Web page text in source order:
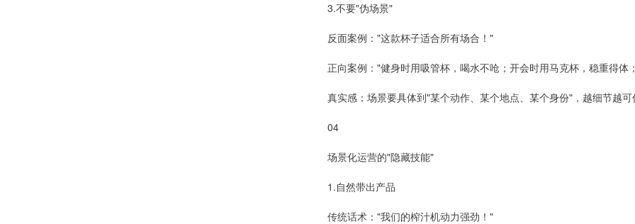
3.不要"伪场景"
反面案例："这款杯子适合所有场合！"
正向案例："健身时用吸管杯，喝水不呛；开会时用马克杯，稳重得体
真实感：场景要具体到"某个动作、某个地点、某个身份"，越细节越可
04
场景化运营的"隐藏技能"
1.自然带出产品
传统话术："我们的榨汁机动力强劲！"